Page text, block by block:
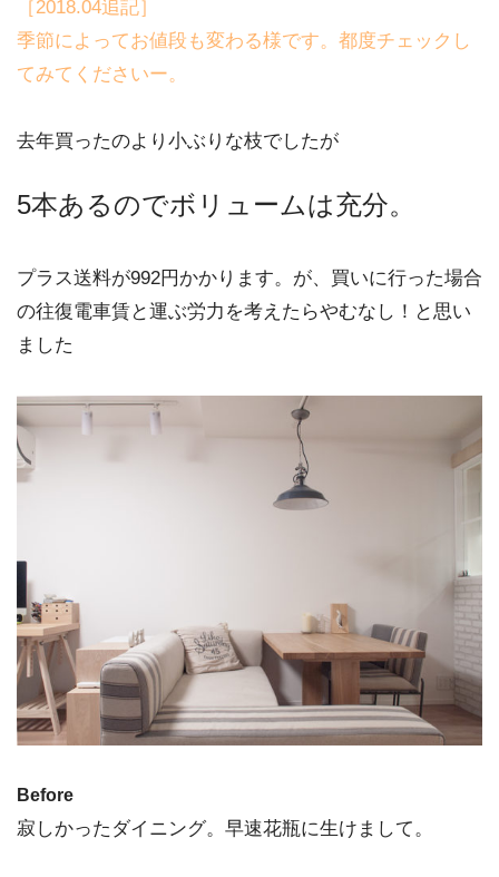
［2018.04追記］
季節によってお値段も変わる様です。都度チェックし
てみてくださいー。
去年買ったのより小ぶりな枝でしたが
5本あるのでボリュームは充分。
プラス送料が992円かかります。が、買いに行った場合
の往復電車賃と運ぶ労力を考えたらやむなし！と思い
ました
Before
寂しかったダイニング。早速花瓶に生けまして。